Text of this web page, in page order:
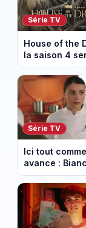
Série TV
House of the
la saison 4
dernière,
attendre 2028
Série TV
Ici tout
avance :
Loup
Episode du 11
2026 (spoiler)